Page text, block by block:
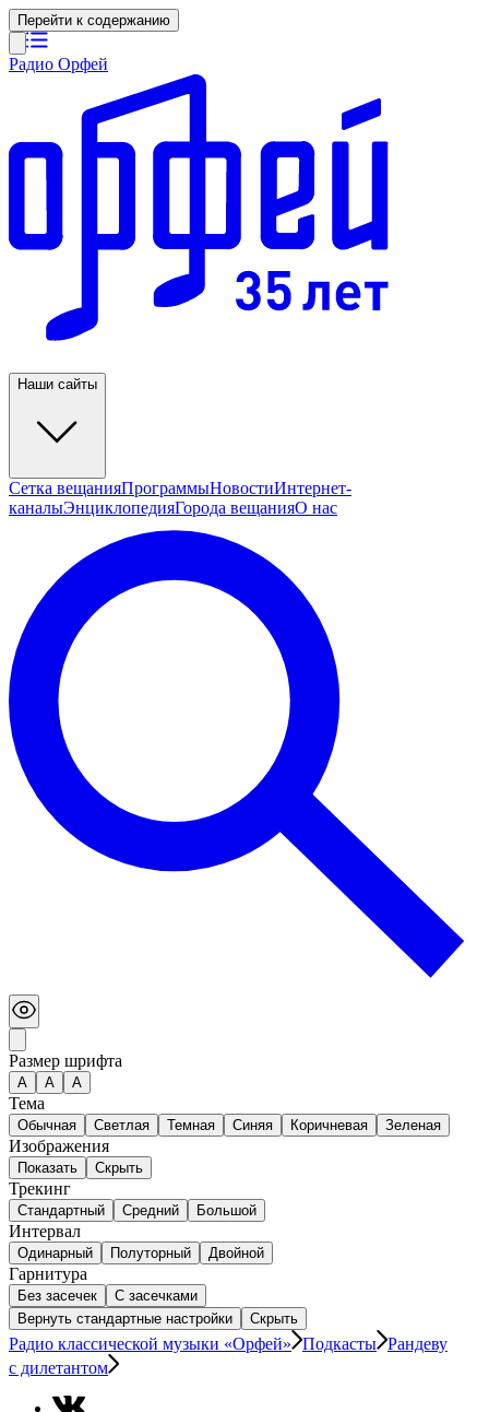
Перейти к содержанию
Радио Орфей
Наши сайты
Сетка вещанияПрограммыНовостиИнтернет-
каналыЭнциклопедияГорода вещанияО нас
Размер шрифта
А A A
Тема
Обычная Светлая Темная Синяя Коричневая Зеленая
Изображения
Показать Скрыть
Трекинг
Стандартный Средний Большой
Интервал
Одинарный Полуторный Двойной
Гарнитура
Без засечек
С засечками
Вернуть стандартные настройки
Скрыть
Радио классической музыки «Орфей» Подкасты Рандеву
с дилетантом